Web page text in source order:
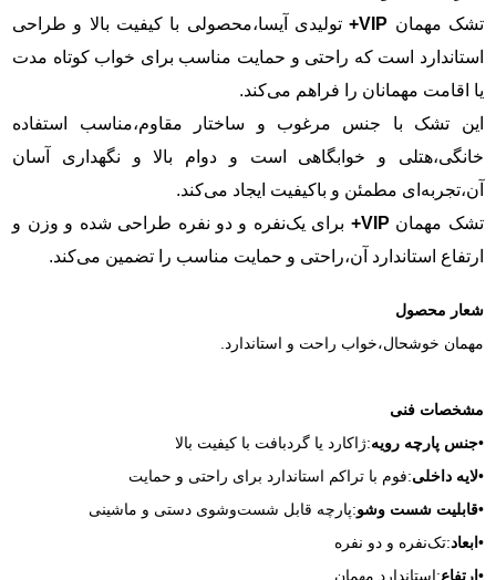
تشک مهمان VIP+ تولیدی آیسا،محصولی با کیفیت بالا و طراحی
استاندارد است که راحتی و حمایت مناسب برای خواب کوتاه‌ مدت
یا اقامت مهمانان را فراهم می‌کند.
این تشک با جنس مرغوب و ساختار مقاوم،مناسب استفاده
خانگی،هتلی و خوابگاهی است و دوام بالا و نگهداری آسان
آن،تجربه‌ای مطمئن و باکیفیت ایجاد می‌کند.
تشک مهمان VIP+
برای یک‌نفره و دو نفره طراحی شده و وزن و
ارتفاع استاندارد آن،راحتی و حمایت مناسب را تضمین می‌کند.
شعار محصول
مهمان خوشحال،خواب راحت و استاندارد.
مشخصات فنی
•جنس پارچه رویه:ژاکارد یا گردبافت با کیفیت بالا
•لایه داخلی:فوم با تراکم استاندارد برای راحتی و حمایت
•قابلیت شست‌ وشو:پارچه قابل شست‌وشوی دستی و ماشینی
•ابعاد:تک‌نفره و دو نفره
•ارتفاع:استاندارد مهمان